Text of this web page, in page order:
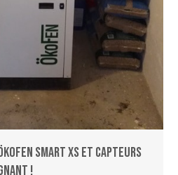
Smart XS et capteurs
!